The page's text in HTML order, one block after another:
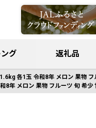
グ 返礼品
各1玉 令和8年 メロン 果物
年 メロン 果物 フルーツ 旬 希